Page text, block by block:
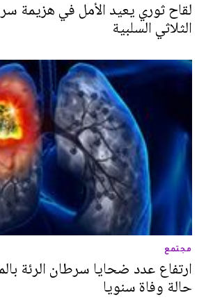
لقاح ثوري يعيد الأمل في هزيمة
الثلاثي السلبية
مجتمع
حالة وفاة سنويا